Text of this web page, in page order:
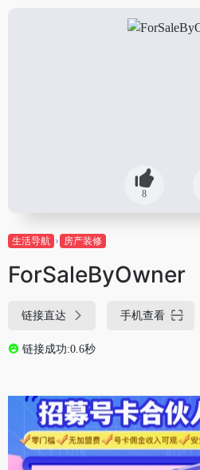
8
生活导航 房产装修
ForSaleByOwner
链接直达 手机查看
链接成功:0.6秒